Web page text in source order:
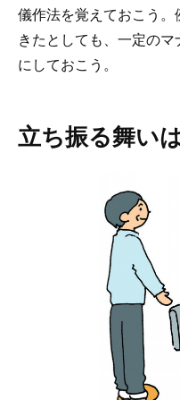
儀作法を覚えておこう
きたとしても、一定の
にしておこう。
立ち振る舞い